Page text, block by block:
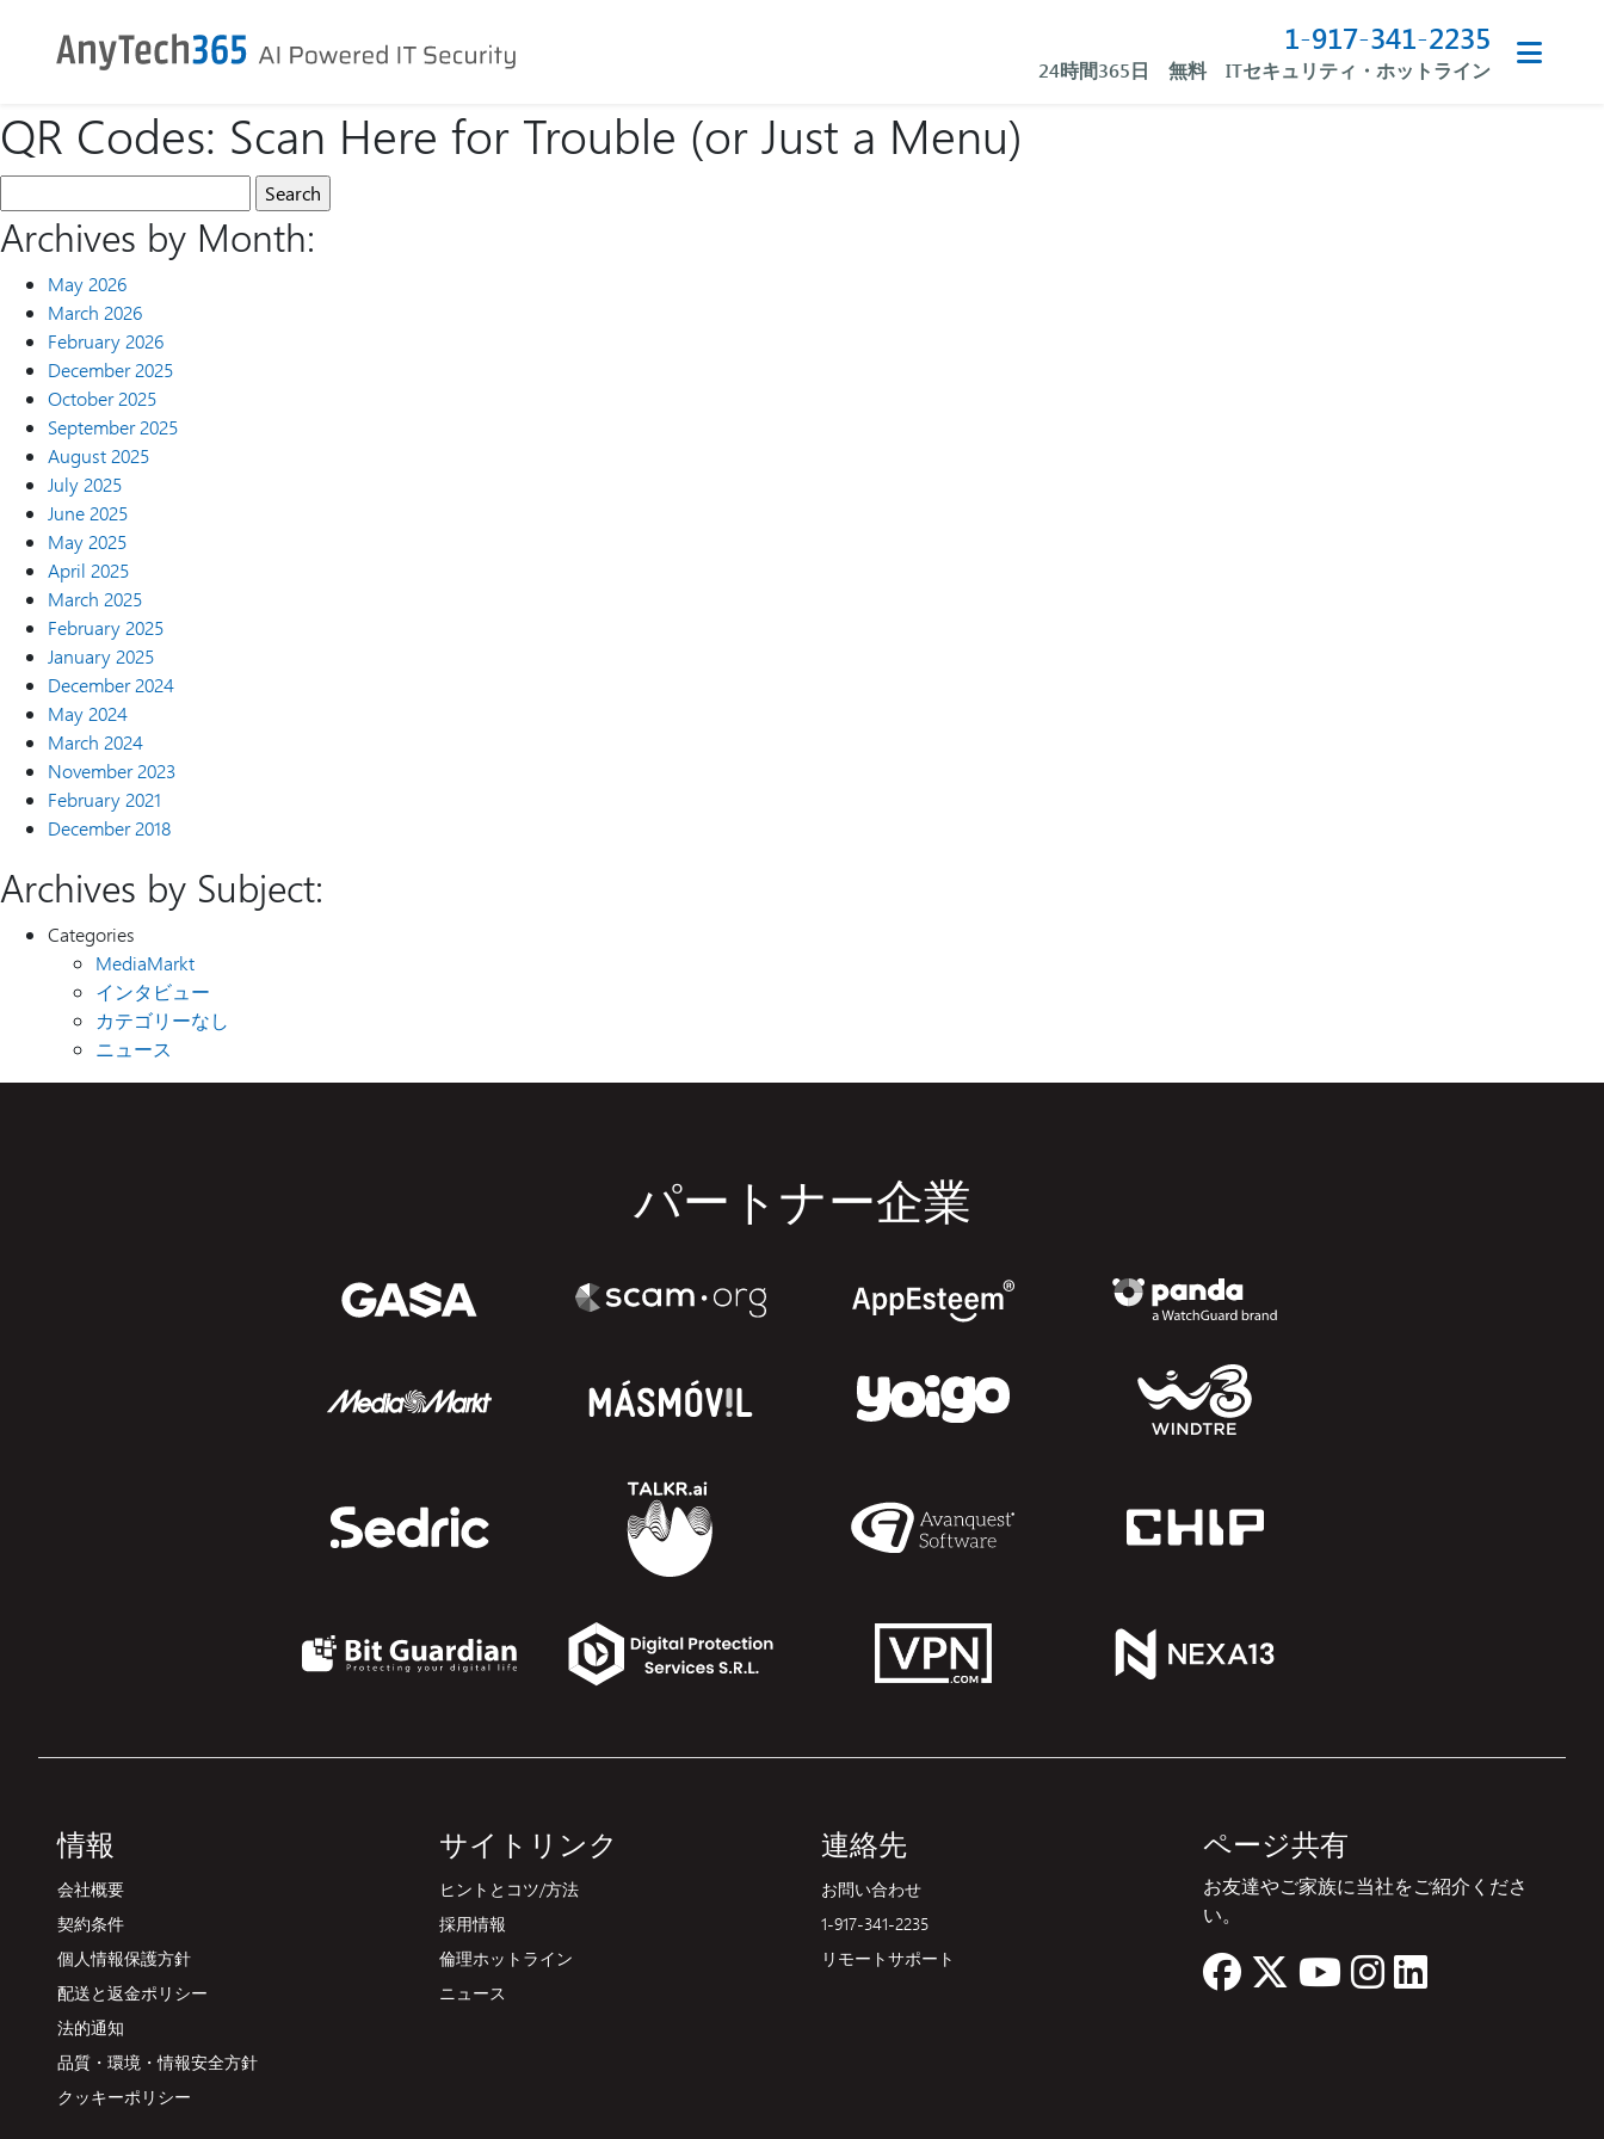
1-917-341-2235
24時間365日 無料 ITセキュリティ・ホットライン
QR Codes: Scan Here for Trouble (or Just a Menu)
Archives by Month:
May 2026
March 2026
February 2026
December 2025
October 2025
September 2025
August 2025
July 2025
June 2025
May 2025
April 2025
March 2025
February 2025
January 2025
December 2024
May 2024
March 2024
November 2023
February 2021
December 2018
Archives by Subject:
Categories
MediaMarkt
インタビュー
カテゴリーなし
ニュース
パートナー企業
情報
会社概要
契約条件
個人情報保護方針
配送と返金ポリシー
法的通知
品質・環境・情報安全方針
クッキーポリシー
サイトリンク
ヒントとコツ/方法
採用情報
倫理ホットライン
ニュース
連絡先
お問い合わせ
1-917-341-2235
リモートサポート
ページ共有
お友達やご家族に当社をご紹介くださ
い。